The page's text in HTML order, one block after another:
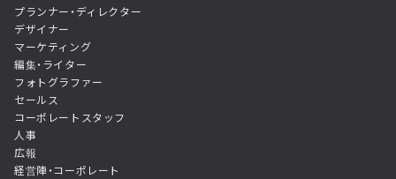
プランナー・ディレクター
デザイナー
マーケティング
編集・ライター
フォトグラファー
セールス
コーポレートスタッフ
人事
広報
経営陣・コーポレート